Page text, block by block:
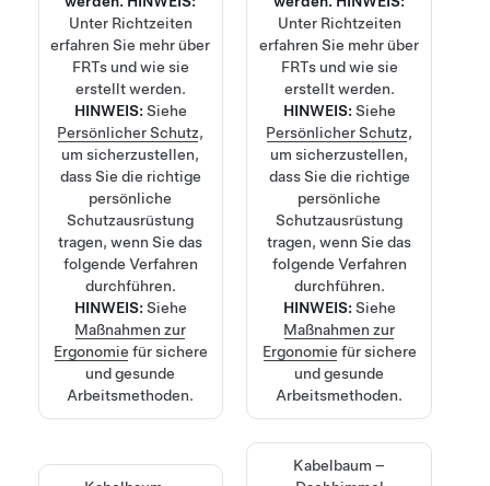
Unter Richtzeiten
erfahren Sie mehr über
FRTs und wie sie
erstellt werden.
HINWEIS: Siehe
Persönlicher Schutz,
um sicherzustellen,
dass Sie die richtige
persönliche
Schutzausrüstung
tragen, wenn Sie das
folgende Verfahren
durchführen.
HINWEIS: Siehe
Maßnahmen zur
Ergonomie für sichere
und gesunde
Arbeitsmethoden.
Unter Richtzeiten
erfahren Sie mehr über
FRTs und wie sie
erstellt werden.
HINWEIS: Siehe
Persönlicher Schutz,
um sicherzustellen,
dass Sie die richtige
persönliche
Schutzausrüstung
tragen, wenn Sie das
folgende Verfahren
durchführen.
HINWEIS: Siehe
Maßnahmen zur
Ergonomie für sichere
und gesunde
Arbeitsmethoden.
Kabelbaum –